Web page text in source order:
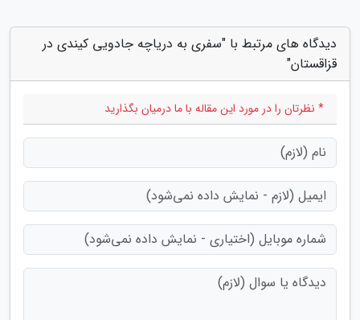
دیدگاه های مرتبط با "سفری به دریاچه جادویی کیندی در
قزاقستان"
* نظرتان را در مورد این مقاله با ما درمیان بگذارید